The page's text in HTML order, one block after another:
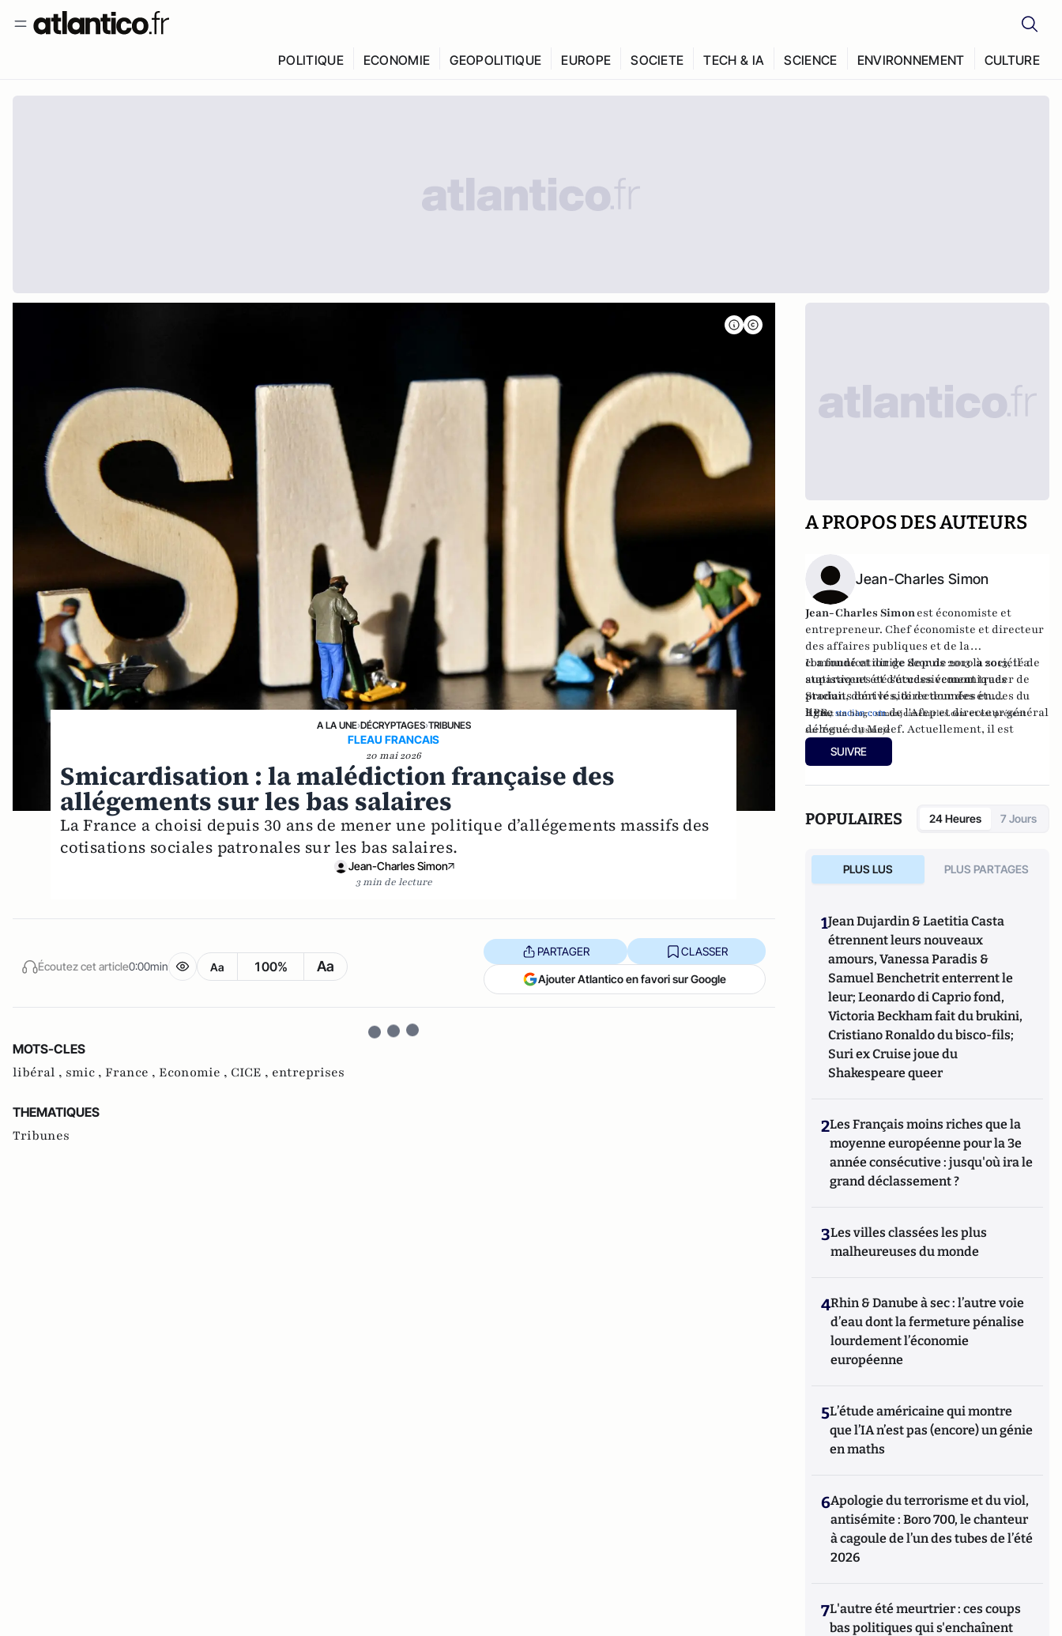
POLITIQUE ECONOMIE GEOPOLITIQUE EUROPE SOCIETE TECH & IA SCIENCE ENVIRONNEMENT CULTURE
A LA UNE›DÉCRYPTAGES›TRIBUNES
FLEAU FRANCAIS
20 mai 2026
Smicardisation : la malédiction française des
allégements sur les bas salaires
La France a choisi depuis 30 ans de mener une politique d’allégements massifs des
cotisations sociales patronales sur les bas salaires.
Jean-Charles Simon
3 min de lecture
Écoutez cet article0:00min Aa 100% Aa
PARTAGER CLASSER
Ajouter Atlantico en favori sur Google
MOTS-CLES
libéral , smic , France , Economie , CICE , entreprises
THEMATIQUES
Tribunes
A PROPOS DES AUTEURS
Jean-Charles Simon
Jean-Charles Simonest économiste et
entrepreneur. Chef économiste et directeur
des affaires publiques et de la
communication deScorde 2010 à 2013, il a
auparavent été successivement trader de
produits dérivés, directeur des études du
RPR, directeur de l'Afep et directeur général
délégué du Medef. Actuellement, il est
candidat à la présidence du Medef.
Il a fondé et dirige depuis 2013 la société de
statistiques et d'études économiques
Stacian, dont le site de données en
lignestacian.com.
Il tient un blog :simonjeancharles.comet est présent
surTwitter:@smnjc
SUIVRE
POPULAIRES 24 Heures 7 Jours
PLUS LUS PLUS PARTAGES
1Jean Dujardin & Laetitia Casta
étrennent leurs nouveaux
amours, Vanessa Paradis &
Samuel Benchetrit enterrent le
leur; Leonardo di Caprio fond,
Victoria Beckham fait du brukini,
Cristiano Ronaldo du bisco-fils;
Suri ex Cruise joue du
Shakespeare queer
2Les Français moins riches que la
moyenne européenne pour la 3e
année consécutive : jusqu'où ira le
grand déclassement ?
3Les villes classées les plus
malheureuses du monde
4Rhin & Danube à sec : l’autre voie
d’eau dont la fermeture pénalise
lourdement l’économie
européenne
5L’étude américaine qui montre
que l’IA n’est pas (encore) un génie
en maths
6Apologie du terrorisme et du viol,
antisémite : Boro 700, le chanteur
à cagoule de l’un des tubes de l’été
2026
7L'autre été meurtrier : ces coups
bas politiques qui s'enchaînent